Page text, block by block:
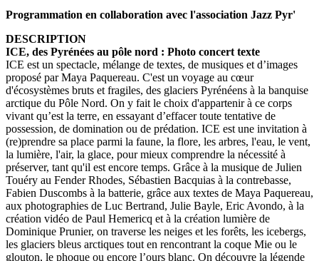
Programmation en collaboration avec l'association Jazz Pyr'
DESCRIPTION
ICE, des Pyrénées au pôle nord : Photo concert texte
ICE est un spectacle, mélange de textes, de musiques et d’images
proposé par Maya Paquereau. C'est un voyage au cœur
d'écosystèmes bruts et fragiles, des glaciers Pyrénéens à la banquise
arctique du Pôle Nord. On y fait le choix d'appartenir à ce corps
vivant qu’est la terre, en essayant d’effacer toute tentative de
possession, de domination ou de prédation. ICE est une invitation à
(re)prendre sa place parmi la faune, la flore, les arbres, l'eau, le vent,
la lumière, l'air, la glace, pour mieux comprendre la nécessité à
préserver, tant qu'il est encore temps. Grâce à la musique de Julien
Touéry au Fender Rhodes, Sébastien Bacquias à la contrebasse,
Fabien Duscombs à la batterie, grâce aux textes de Maya Paquereau,
aux photographies de Luc Bertrand, Julie Bayle, Eric Avondo, à la
création vidéo de Paul Hemericq et à la création lumière de
Dominique Prunier, on traverse les neiges et les forêts, les icebergs,
les glaciers bleus arctiques tout en rencontrant la coque Mie ou le
glouton, le phoque ou encore l’ours blanc. On découvre la légende